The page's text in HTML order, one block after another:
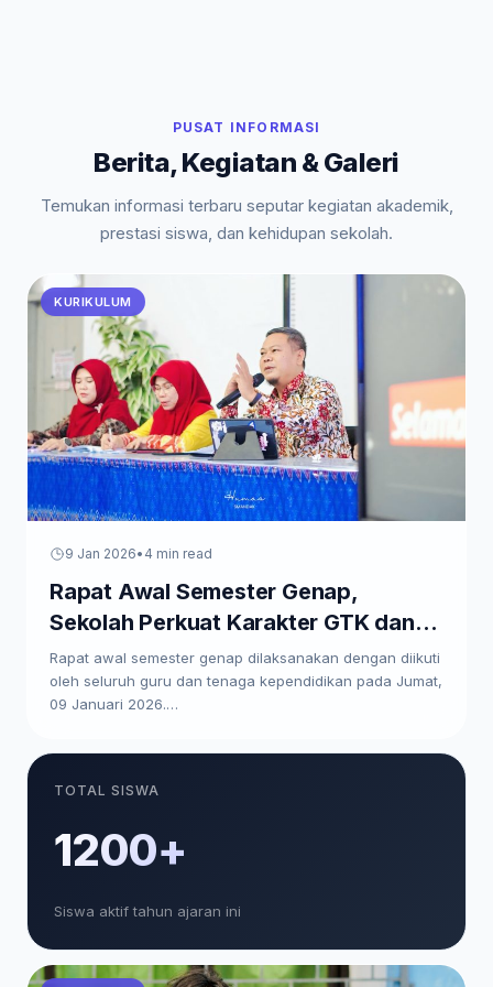
PUSAT INFORMASI
Berita, Kegiatan & Galeri
Temukan informasi terbaru seputar kegiatan akademik,
prestasi siswa, dan kehidupan sekolah.
KURIKULUM
9 Jan 2026• 4 min read
Rapat Awal Semester Genap,
Sekolah Perkuat Karakter GTK dan
Paparkan Program Kerja
Rapat awal semester genap dilaksanakan dengan diikuti
oleh seluruh guru dan tenaga kependidikan pada Jumat,
09 Januari 2026.…
TOTAL SISWA
1200+
Siswa aktif tahun ajaran ini